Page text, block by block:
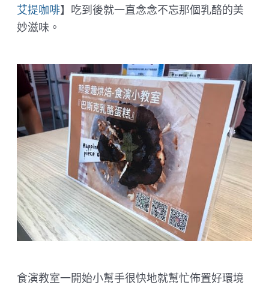
艾提咖啡】吃到後就一直念念不忘那個乳酪的美
妙滋味。
食演教室一開始小幫手很快地就幫忙佈置好環境